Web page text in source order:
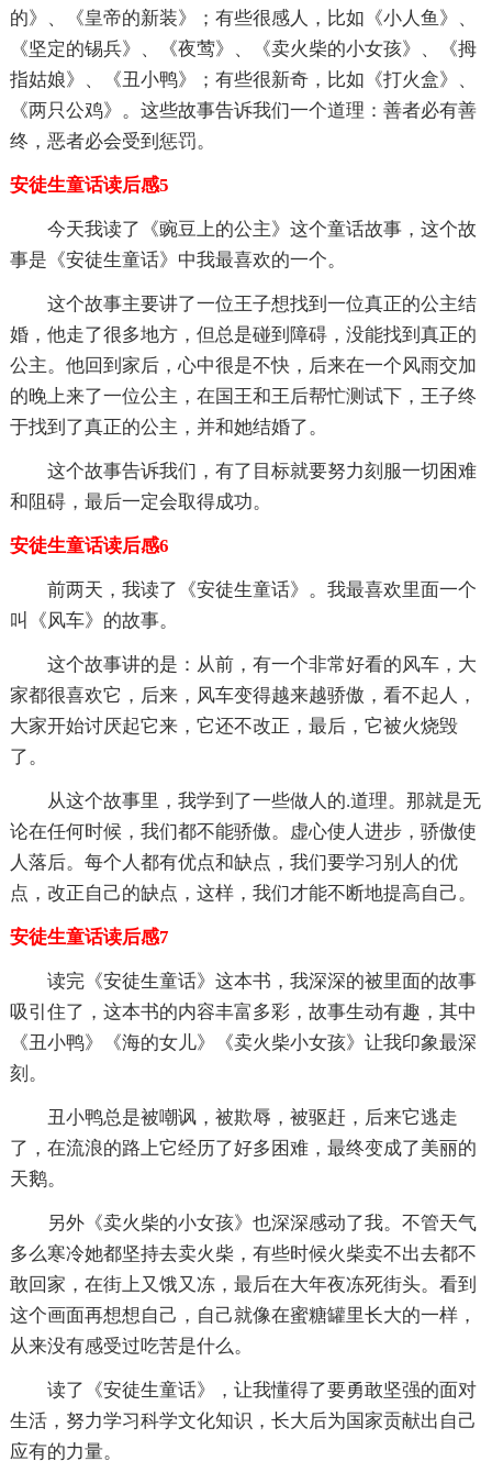
的》、《皇帝的新装》；有些很感人，比如《小人鱼》、
《坚定的锡兵》、《夜莺》、《卖火柴的小女孩》、《拇
指姑娘》、《丑小鸭》；有些很新奇，比如《打火盒》、
《两只公鸡》。这些故事告诉我们一个道理：善者必有善
终，恶者必会受到惩罚。
安徒生童话读后感5
今天我读了《豌豆上的公主》这个童话故事，这个故
事是《安徒生童话》中我最喜欢的一个。
这个故事主要讲了一位王子想找到一位真正的公主结
婚，他走了很多地方，但总是碰到障碍，没能找到真正的
公主。他回到家后，心中很是不快，后来在一个风雨交加
的晚上来了一位公主，在国王和王后帮忙测试下，王子终
于找到了真正的公主，并和她结婚了。
这个故事告诉我们，有了目标就要努力刻服一切困难
和阻碍，最后一定会取得成功。
安徒生童话读后感6
前两天，我读了《安徒生童话》。我最喜欢里面一个
叫《风车》的故事。
这个故事讲的是：从前，有一个非常好看的风车，大
家都很喜欢它，后来，风车变得越来越骄傲，看不起人，
大家开始讨厌起它来，它还不改正，最后，它被火烧毁
了。
从这个故事里，我学到了一些做人的.道理。那就是无
论在任何时候，我们都不能骄傲。虚心使人进步，骄傲使
人落后。每个人都有优点和缺点，我们要学习别人的优
点，改正自己的缺点，这样，我们才能不断地提高自己。
安徒生童话读后感7
读完《安徒生童话》这本书，我深深的被里面的故事
吸引住了，这本书的内容丰富多彩，故事生动有趣，其中
《丑小鸭》《海的女儿》《卖火柴小女孩》让我印象最深
刻。
丑小鸭总是被嘲讽，被欺辱，被驱赶，后来它逃走
了，在流浪的路上它经历了好多困难，最终变成了美丽的
天鹅。
另外《卖火柴的小女孩》也深深感动了我。不管天气
多么寒冷她都坚持去卖火柴，有些时候火柴卖不出去都不
敢回家，在街上又饿又冻，最后在大年夜冻死街头。看到
这个画面再想想自己，自己就像在蜜糖罐里长大的一样，
从来没有感受过吃苦是什么。
读了《安徒生童话》，让我懂得了要勇敢坚强的面对
生活，努力学习科学文化知识，长大后为国家贡献出自己
应有的力量。